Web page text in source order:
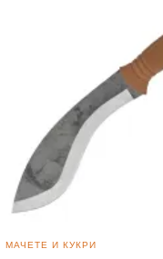
МАЧЕТЕ И КУКРИ